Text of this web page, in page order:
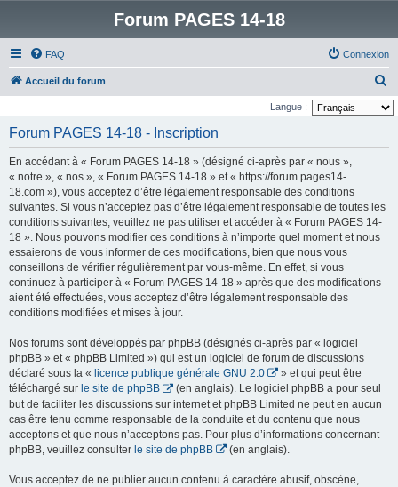
Forum PAGES 14-18
FAQ Connexion
Accueil du forum
e
Langue :
Forum PAGES 14-18 - Inscription
En accédant à « Forum PAGES 14-18 » (désigné ci-après par « nous »,
« notre », « nos », « Forum PAGES 14-18 » et « https://forum.pages14-
18.com »), vous acceptez d’être légalement responsable des conditions
suivantes. Si vous n’acceptez pas d’être légalement responsable de toutes les
conditions suivantes, veuillez ne pas utiliser et accéder à « Forum PAGES 14-
18 ». Nous pouvons modifier ces conditions à n’importe quel moment et nous
essaierons de vous informer de ces modifications, bien que nous vous
conseillons de vérifier régulièrement par vous-même. En effet, si vous
continuez à participer à « Forum PAGES 14-18 » après que des modifications
aient été effectuées, vous acceptez d’être légalement responsable des
conditions modifiées et mises à jour.
Nos forums sont développés par phpBB (désignés ci-après par « logiciel
phpBB » et « phpBB Limited ») qui est un logiciel de forum de discussions
déclaré sous la « licence publique générale GNU 2.0
» et qui peut être
téléchargé sur le site de phpBB
(en anglais). Le logiciel phpBB a pour seul
but de faciliter les discussions sur internet et phpBB Limited ne peut en aucun
cas être tenu comme responsable de la conduite et du contenu que nous
acceptons et que nous n’acceptons pas. Pour plus d’informations concernant
phpBB, veuillez consulter le site de phpBB (en anglais).
Vous acceptez de ne publier aucun contenu à caractère abusif, obscène,